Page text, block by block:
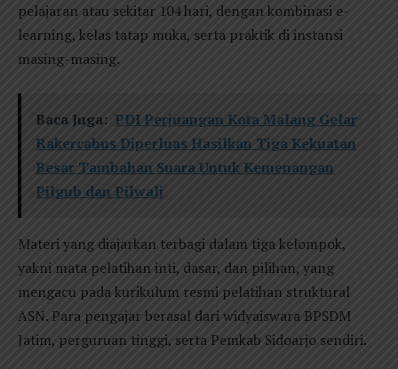
pelajaran atau sekitar 104 hari, dengan kombinasi e-
learning, kelas tatap muka, serta praktik di instansi
masing-masing.
Baca Juga: PDI Perjuangan Kota Malang Gelar
Rakercabus Diperluas Hasilkan Tiga Kekuatan
Besar Tambahan Suara Untuk Kemenangan
Pilgub dan Pilwali
Materi yang diajarkan terbagi dalam tiga kelompok,
yakni mata pelatihan inti, dasar, dan pilihan, yang
mengacu pada kurikulum resmi pelatihan struktural
ASN. Para pengajar berasal dari widyaiswara BPSDM
Jatim, perguruan tinggi, serta Pemkab Sidoarjo sendiri.